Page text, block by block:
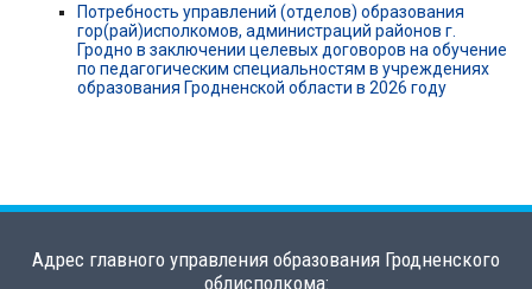
Потребность управлений (отделов) образования
гор(рай)исполкомов, администраций районов г.
Гродно в заключении целевых договоров на обучение
по педагогическим специальностям в учреждениях
образования Гродненской области в 2026 году
Адрес главного управления образования Гродненского
облисполкома: